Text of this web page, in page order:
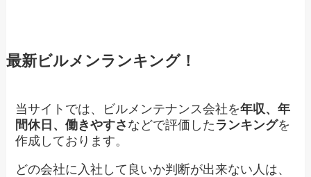
最新ビルメンランキング！
当サイトでは、ビルメンテナンス会社を年収、年
間休日、働きやすさ などで評価した ランキングを
作成しております。
どの会社に入社して良いか判断が出来ない人は、